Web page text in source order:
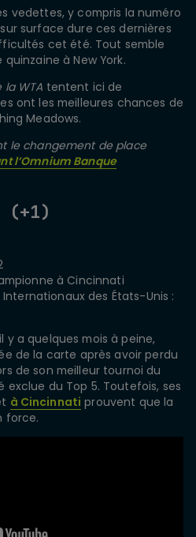
vedettes, y compris la numéro
surface dure ces dernières
cet été. Tout semble
à New York.
WTA tentent ici de
ont les meilleures chances de
Meadows.
le changement de place
l’Omnium Banque
(+1)
à Cincinnati
des États-Unis :
y a quelques mois à peine,
de la carte après avoir perdu
de son meilleur tournoi du
exclue du Top 5. Toutefois, ses
à Cincinnati prouvent que la
force.